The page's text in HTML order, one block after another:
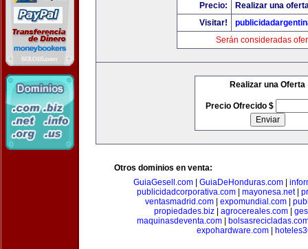
Precio:
Realizar una
Visitar!
Serán consideradas
Realizar una Oferta
Precio Ofrecido $
Otros dominios en venta:
GuiaGesell.com| GuiaDeHonduras.com|
publicidadcorporativa.com
mayonesa.net|
ventasmadrid.com
expomundial.com
propiedades.biz| agrocereales.com|
maquinasdeventa.com
expohardware.com|